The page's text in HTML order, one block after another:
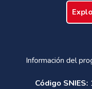
Información del
Código SNIES: